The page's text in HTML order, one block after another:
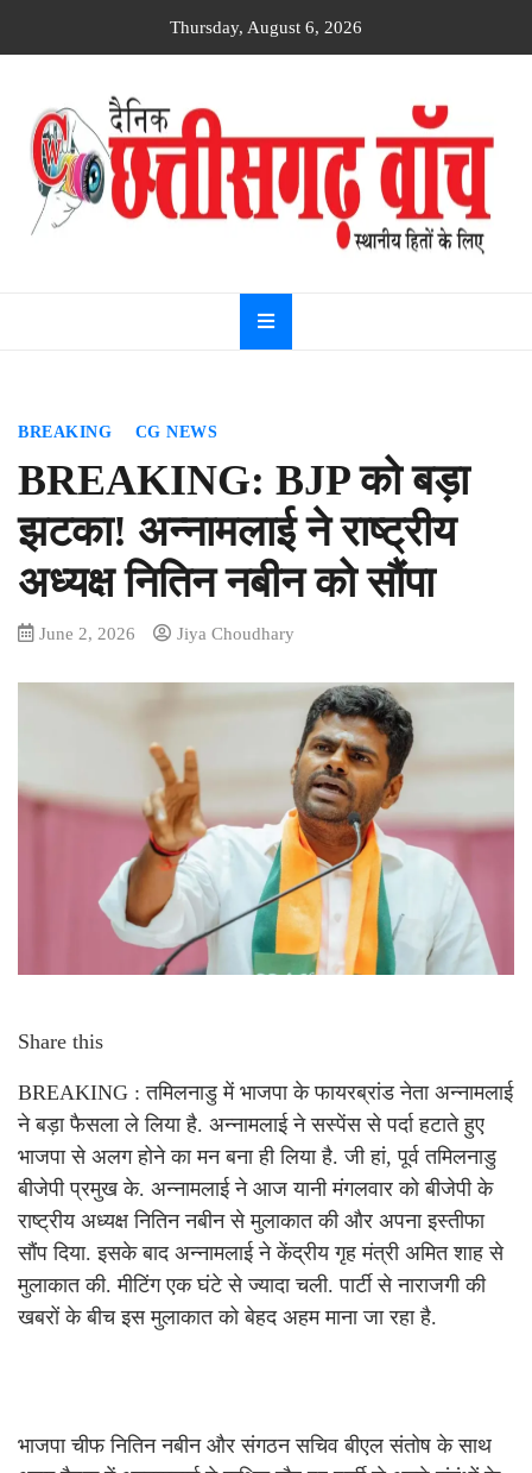
Thursday, August 6, 2026
Dainik
Chhattisgarh
watch
BREAKING CG NEWS
BREAKING: BJP को बड़ा
झटका! अन्नामलाई ने राष्ट्रीय
अध्यक्ष नितिन नबीन को सौंपा
June 2, 2026 Jiya Choudhary
Share this
BREAKING : तमिलनाडु में भाजपा के फायरब्रांड नेता अन्नामलाई
ने बड़ा फैसला ले लिया है. अन्नामलाई ने सस्पेंस से पर्दा हटाते हुए
भाजपा से अलग होने का मन बना ही लिया है. जी हां, पूर्व तमिलनाडु
बीजेपी प्रमुख के. अन्नामलाई ने आज यानी मंगलवार को बीजेपी के
राष्ट्रीय अध्यक्ष नितिन नबीन से मुलाकात की और अपना इस्तीफा
सौंप दिया. इसके बाद अन्नामलाई ने केंद्रीय गृह मंत्री अमित शाह से
मुलाकात की. मीटिंग एक घंटे से ज्‍यादा चली. पार्टी से नाराजगी की
खबरों के बीच इस मुलाकात को बेहद अहम माना जा रहा है.
भाजपा चीफ नितिन नबीन और संगठन सचिव बीएल संतोष के साथ